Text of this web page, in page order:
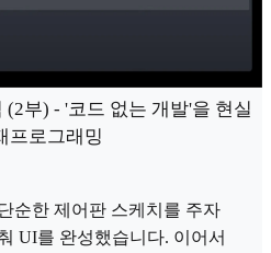
(2부) - '코드 없는 개발'을 현실
프로그래밍
순한 제어판 스케치를 주자
UI를 완성했습니다. 이어서